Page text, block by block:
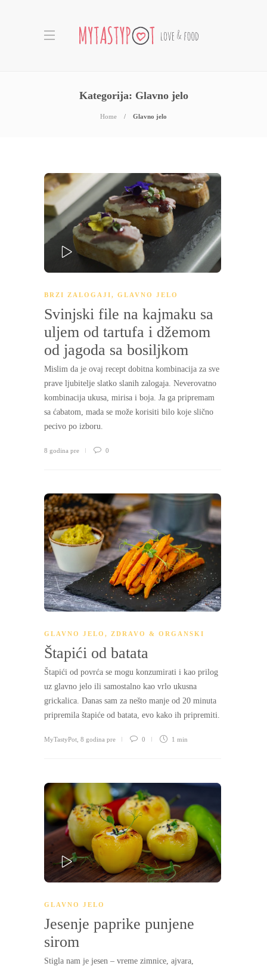
Kategorija: Glavno jelo
Home Glavno jelo
BRZI ZALOGAJI, GLAVNO JELO
Svinjski file na kajmaku sa
uljem od tartufa i džemom
od jagoda sa bosiljkom
Mislim da je ovaj recept dobitna kombinacija za sve
prave ljubitelje slatko slanih zalogaja. Neverovatno
kombinacija ukusa, mirisa i boja. Ja ga pripremam
sa ćabatom, mada se može korisiti bilo koje slično
pecivo po izboru.
8 godina pre 0
GLAVNO JELO , ZDRAVO & ORGANSKI
Štapići od batata
Štapići od povrća se mogu konzumirati i kao prilog
uz glavno jelo ili samostalno kao vrlo ukusna
grickalica. Danas sam za nešto manje od 20 minuta
pripremila štapiće od batata, evo kako ih pripremiti.
MyTastyPot 8 godina pre 0 1 min
PLAY
GLAVNO JELO
Jesenje paprike punjene
sirom
Stigla nam je jesen – vreme zimnice, ajvara,